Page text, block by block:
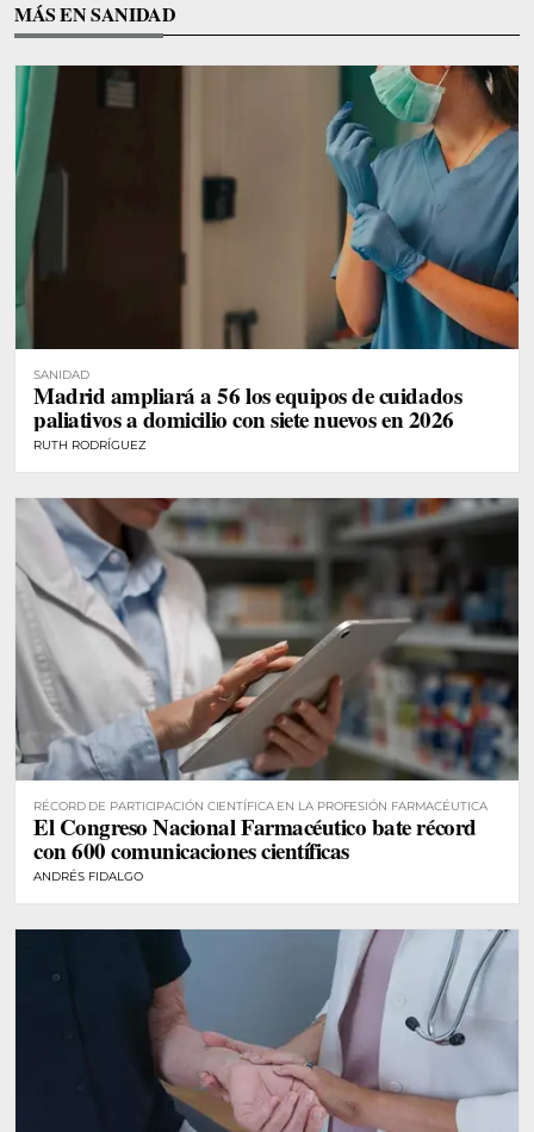
MÁS EN SANIDAD
SANIDAD
Madrid ampliará a 56 los equipos de cuidados
paliativos a domicilio con siete nuevos en 2026
RUTH RODRÍGUEZ
RÉCORD DE PARTICIPACIÓN CIENTÍFICA EN LA PROFESIÓN FARMACÉUTICA
El Congreso Nacional Farmacéutico bate récord
con 600 comunicaciones científicas
ANDRÉS FIDALGO